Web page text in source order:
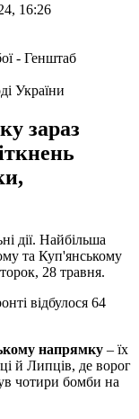
16:26
України
зараз
дії. Найбільша
та Куп'янському
28 травня.
відбулося 64
напрямку – їх
й Липців, де ворог
чотири бомби на